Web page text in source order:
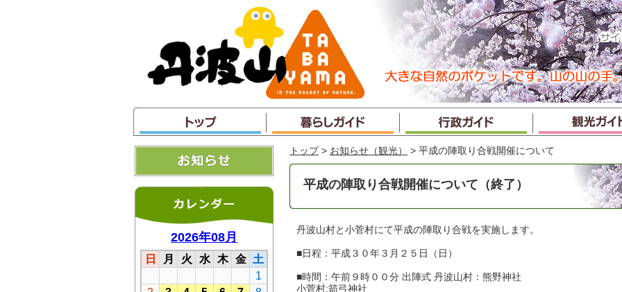
ャ
ン
プ
トップ > お知らせ（観光） > 平成の陣取り合戦開催について
平成の陣取り合戦開催について（終了）
丹波山村と小菅村にて平成の陣取り合戦を実施します。
■日程：平成３０年３月２５日（日）
■時間：午前９時００分 出陣式 丹波山村：熊野神社
小菅村:箭弓神社